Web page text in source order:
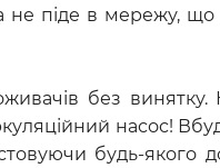
в мережу, що
без
насос!
будь-якого